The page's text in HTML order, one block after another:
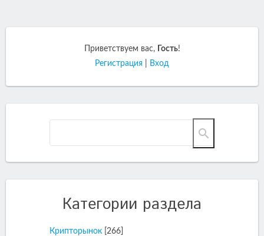
Приветствуем вас, Гость!
Регистрация
Вход
Категории раздела
Крипторынок [266]